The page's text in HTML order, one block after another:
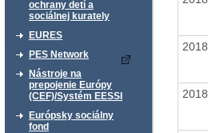
ochrany detí a
sociálnej kurately
EURES
PES Network
Nástroje na
prepojenie Európy
(CEF)/Systém EESSI
Európsky sociálny
fond